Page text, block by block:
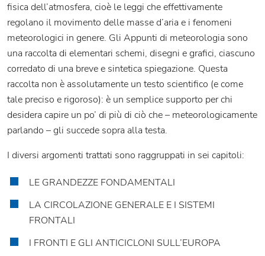
fisica dell’atmosfera, cioè le leggi che effettivamente
regolano il movimento delle masse d’aria e i fenomeni
meteorologici in genere. Gli Appunti di meteorologia sono
una raccolta di elementari schemi, disegni e grafici, ciascuno
corredato di una breve e sintetica spiegazione. Questa
raccolta non è assolutamente un testo scientifico (e come
tale preciso e rigoroso): è un semplice supporto per chi
desidera capire un po’ di più di ciò che – meteorologicamente
parlando – gli succede sopra alla testa.
I diversi argomenti trattati sono raggruppati in sei capitoli:
LE GRANDEZZE FONDAMENTALI
LA CIRCOLAZIONE GENERALE E I SISTEMI
FRONTALI
I FRONTI E GLI ANTICICLONI SULL’EUROPA